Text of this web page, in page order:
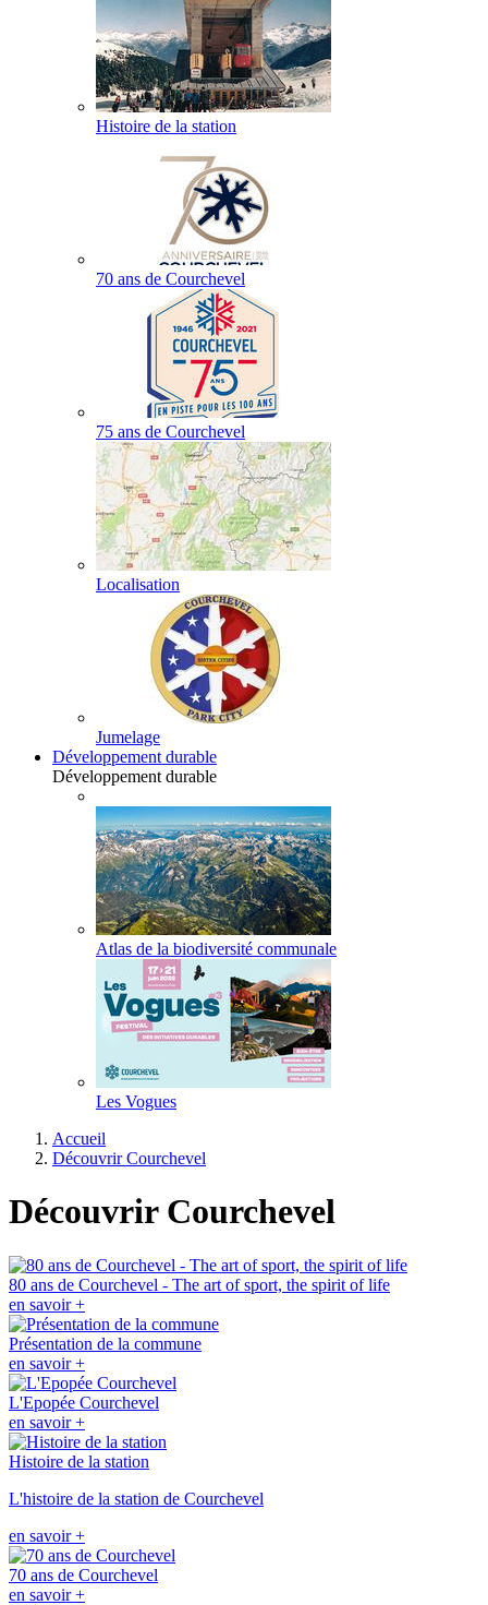
Histoire de la station
70 ans de Courchevel
75 ans de Courchevel
Localisation
Jumelage
Développement durable
Développement durable
Atlas de la biodiversité communale
Les Vogues
Accueil
Découvrir Courchevel
Découvrir Courchevel
80 ans de Courchevel - The art of sport, the spirit of life
en savoir +
Présentation de la commune
en savoir +
L'Epopée Courchevel
en savoir +
Histoire de la station
L'histoire de la station de Courchevel
en savoir +
70 ans de Courchevel
en savoir +